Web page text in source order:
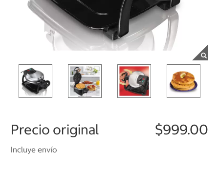
Precio original $999.00
Incluye envío